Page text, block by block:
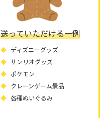
送っていただける一例
ディズニーグッズ
サンリオグッズ
ポケモン
クレーンゲーム景品
各種ぬいぐるみ